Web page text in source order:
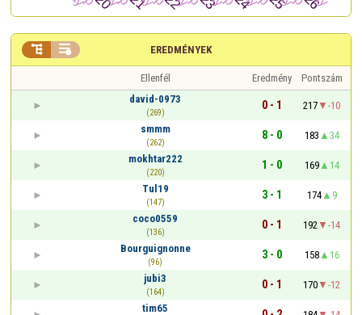
EREDMÉNYEK
 
Ellenfél Eredmény
Pontszám
david-0973
(269)
0 - 1 217
-10
smmm
(262)
8 - 0 183
34
mokhtar222
(220)
1 - 0 169
14
Tul19
(147)
3 - 1 174
9
coco0559
(136)
0 - 1 192
-14
Bourguignonne
(96)
3 - 0 158
16
jubi3
(164)
0 - 1 170
-12
tim65